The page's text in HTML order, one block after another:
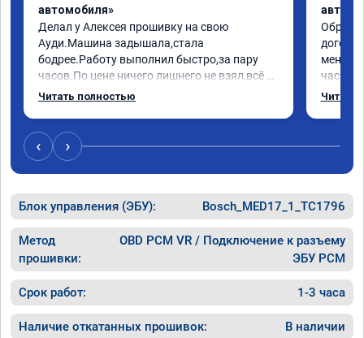
автомобиля»
Делал у Алексея прошивку на свою
Ауди.Машина задышала,стала
бодрее.Работу выполнил быстро,за пару
часов.По цене ничего лишнего не взял,всё
как договаривались заранее.После работы
случае поломки авто.Однозначно
рекомендую Алексея как грамотного
специалиста!
Читать полностью
меня
час
Арман
Читать
‹ ›
Блок управления (ЭБУ): Bosch_MED17_1_TC1796
Метод
прошивки:
OBD PCM VR / Подключение к разъему
ЭБУ PCM
Срок работ: 1-3 часа
Наличие откатанных прошивок: В наличии